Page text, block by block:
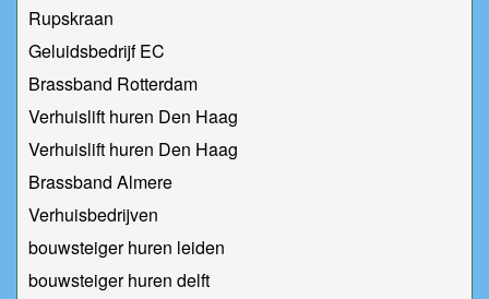
Rupskraan
Geluidsbedrijf EC
Brassband Rotterdam
Verhuislift huren Den Haag
Verhuislift huren Den Haag
Brassband Almere
Verhuisbedrijven
bouwsteiger huren leiden
bouwsteiger huren delft